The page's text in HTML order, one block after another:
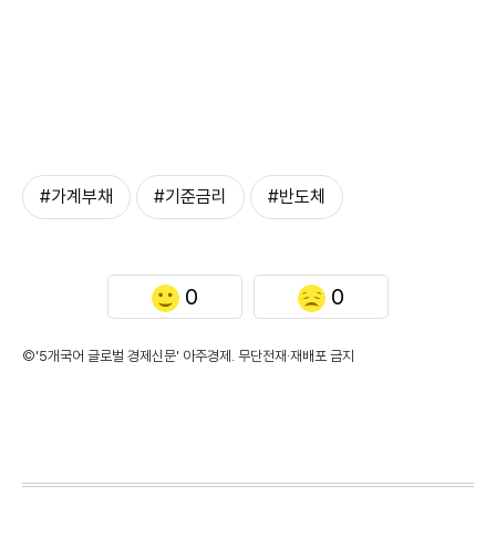
#가계부채 #기준금리 #반도체
0 0
©'5개국어 글로벌 경제신문' 아주경제. 무단전재·재배포 금지